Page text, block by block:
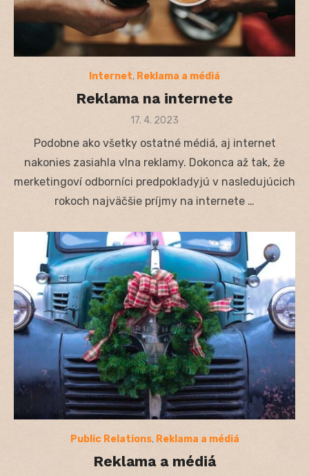
Internet, Reklama a médiá
Reklama na internete
Posted
17. 4. 2023
Podobne ako všetky ostatné médiá, aj internet
nakonies zasiahla vlna reklamy. Dokonca až tak, že
merketingoví odborníci predpokladyjú v nasledujúcich
rokoch najväčšie príjmy na internete …
Public Relations, Reklama a médiá
Reklama a médiá